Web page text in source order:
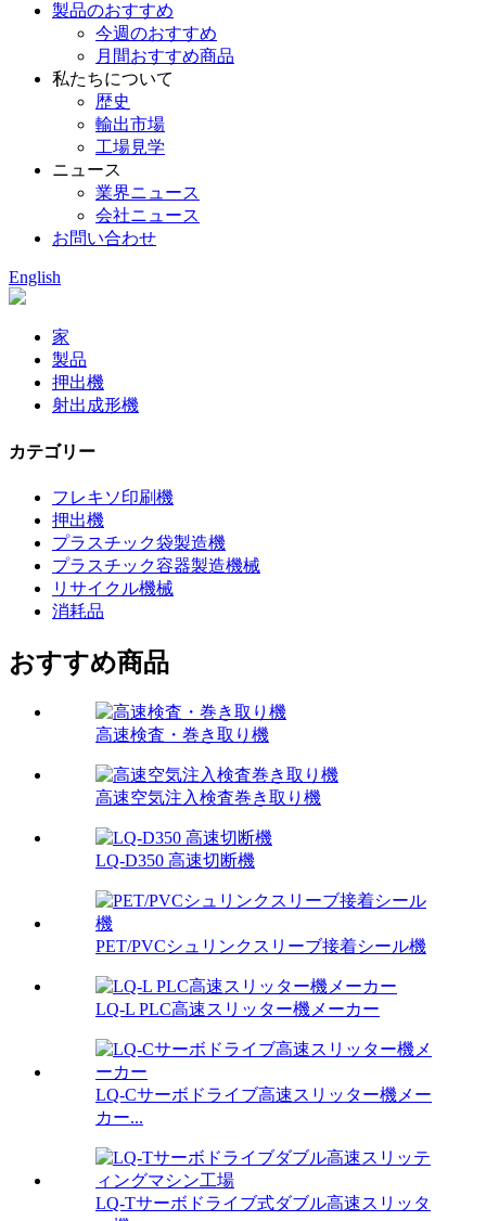
製品のおすすめ
今週のおすすめ
月間おすすめ商品
私たちについて
歴史
輸出市場
工場見学
ニュース
業界ニュース
会社ニュース
お問い合わせ
English
家
製品
押出機
射出成形機
カテゴリー
フレキソ印刷機
押出機
プラスチック袋製造機
プラスチック容器製造機械
リサイクル機械
消耗品
おすすめ商品
高速検査・巻き取り機
高速空気注入検査巻き取り機
LQ-D350 高速切断機
PET/PVCシュリンクスリーブ接着シール機
LQ-L PLC高速スリッター機メーカー
LQ-Cサーボドライブ高速スリッター機メー
カー...
LQ-Tサーボドライブ式ダブル高速スリッタ